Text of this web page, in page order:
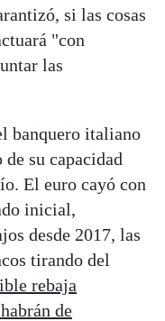
si las cosas
"con
las
banquero italiano
su capacidad
El euro cayó con
inicial,
desde 2017, las
tirando del
rebaja
de